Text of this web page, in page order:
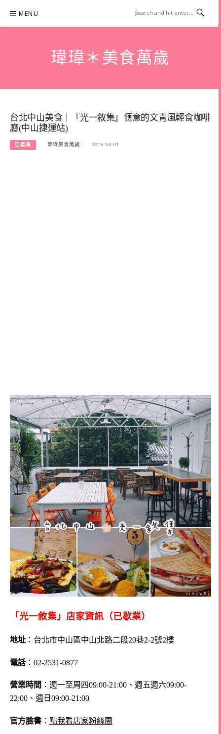
content
MENU
瑋瑋＊美食萬歲
台北中山美食｜『光一敘集』愜意的文青風輕食咖啡
廳(中山捷運站)
已歇業 瑋瑋美食萬歲 2016-08-01
「光一敘集」店家資訊（已歇業）
地址 ：台北市中山區中山北路二段20巷2-2號2樓
電話 ：02-2531-0877
營業時間 ：週一至周四09:00-21:00、週五週六09:00-
22:00、週日09:00-21:00
官方臉書 ： 點我看店家粉絲團